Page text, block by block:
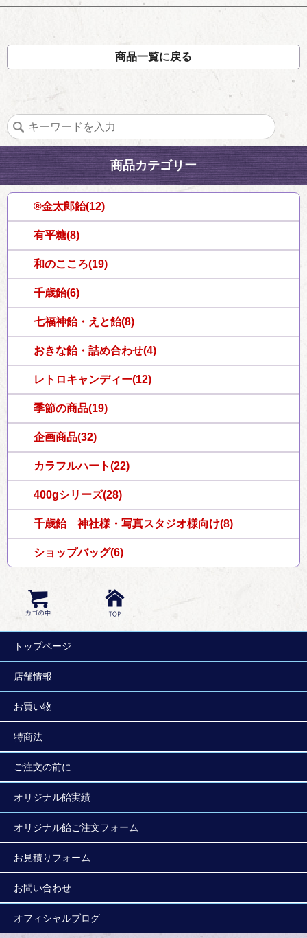
商品一覧に戻る
商品カテゴリー
®金太郎飴(12)
有平糖(8)
和のこころ(19)
千歳飴(6)
七福神飴・えと飴(8)
おきな飴・詰め合わせ(4)
レトロキャンディー(12)
季節の商品(19)
企画商品(32)
カラフルハート(22)
400gシリーズ(28)
千歳飴 神社様・写真スタジオ様向け(8)
ショップバッグ(6)
トップページ
店舗情報
お買い物
特商法
ご注文の前に
オリジナル飴実績
オリジナル飴ご注文フォーム
お見積りフォーム
お問い合わせ
オフィシャルブログ